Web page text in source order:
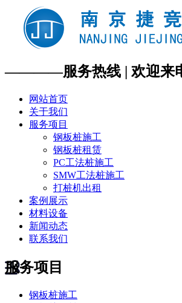
————服务热线 | 欢迎
网站首页
关于我们
服务项目
钢板桩施工
钢板桩租赁
PC工法桩施工
SMW工法桩施工
打桩机出租
案例展示
材料设备
新闻动态
联系我们
服务项目
钢板桩施工